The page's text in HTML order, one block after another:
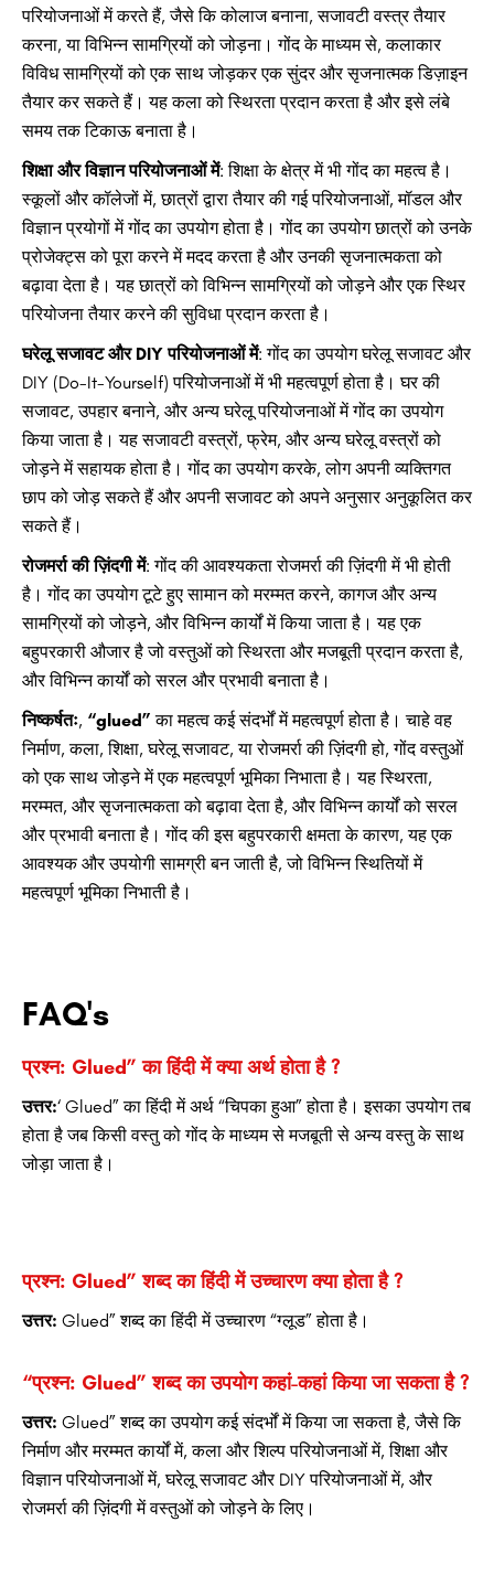
परियोजनाओं में करते हैं, जैसे कि कोलाज बनाना, सजावटी वस्त्र तैयार
करना, या विभिन्न सामग्रियों को जोड़ना। गोंद के माध्यम से, कलाकार
विविध सामग्रियों को एक साथ जोड़कर एक सुंदर और सृजनात्मक डिज़ाइन
तैयार कर सकते हैं। यह कला को स्थिरता प्रदान करता है और इसे लंबे
समय तक टिकाऊ बनाता है।
शिक्षा और विज्ञान परियोजनाओं में: शिक्षा के क्षेत्र में भी गोंद का महत्व है।
स्कूलों और कॉलेजों में, छात्रों द्वारा तैयार की गई परियोजनाओं, मॉडल और
विज्ञान प्रयोगों में गोंद का उपयोग होता है। गोंद का उपयोग छात्रों को उनके
प्रोजेक्ट्स को पूरा करने में मदद करता है और उनकी सृजनात्मकता को
बढ़ावा देता है। यह छात्रों को विभिन्न सामग्रियों को जोड़ने और एक स्थिर
परियोजना तैयार करने की सुविधा प्रदान करता है।
घरेलू सजावट और DIY परियोजनाओं में: गोंद का उपयोग घरेलू सजावट और
DIY (Do-It-Yourself) परियोजनाओं में भी महत्वपूर्ण होता है। घर की
सजावट, उपहार बनाने, और अन्य घरेलू परियोजनाओं में गोंद का उपयोग
किया जाता है। यह सजावटी वस्त्रों, फ्रेम, और अन्य घरेलू वस्त्रों को
जोड़ने में सहायक होता है। गोंद का उपयोग करके, लोग अपनी व्यक्तिगत
छाप को जोड़ सकते हैं और अपनी सजावट को अपने अनुसार अनुकूलित कर
सकते हैं।
रोजमर्रा की ज़िंदगी में: गोंद की आवश्यकता रोजमर्रा की ज़िंदगी में भी होती
है। गोंद का उपयोग टूटे हुए सामान को मरम्मत करने, कागज और अन्य
सामग्रियों को जोड़ने, और विभिन्न कार्यों में किया जाता है। यह एक
बहुपरकारी औजार है जो वस्तुओं को स्थिरता और मजबूती प्रदान करता है,
और विभिन्न कार्यों को सरल और प्रभावी बनाता है।
निष्कर्षतः, “glued” का महत्व कई संदर्भों में महत्वपूर्ण होता है। चाहे वह
निर्माण, कला, शिक्षा, घरेलू सजावट, या रोजमर्रा की ज़िंदगी हो, गोंद वस्तुओं
को एक साथ जोड़ने में एक महत्वपूर्ण भूमिका निभाता है। यह स्थिरता,
मरम्मत, और सृजनात्मकता को बढ़ावा देता है, और विभिन्न कार्यों को सरल
और प्रभावी बनाता है। गोंद की इस बहुपरकारी क्षमता के कारण, यह एक
आवश्यक और उपयोगी सामग्री बन जाती है, जो विभिन्न स्थितियों में
महत्वपूर्ण भूमिका निभाती है।
FAQ's
प्रश्न: Glued” का हिंदी में क्या अर्थ होता है ?
उत्तर:‘ Glued” का हिंदी में अर्थ “चिपका हुआ” होता है। इसका उपयोग तब
होता है जब किसी वस्तु को गोंद के माध्यम से मजबूती से अन्य वस्तु के साथ
जोड़ा जाता है।
प्रश्न: Glued” शब्द का हिंदी में उच्चारण क्या होता है ?
उत्तर: Glued” शब्द का हिंदी में उच्चारण “ग्लूड” होता है।
“प्रश्न: Glued” शब्द का उपयोग कहां-कहां किया जा सकता है ?
उत्तर: Glued” शब्द का उपयोग कई संदर्भों में किया जा सकता है, जैसे कि
निर्माण और मरम्मत कार्यों में, कला और शिल्प परियोजनाओं में, शिक्षा और
विज्ञान परियोजनाओं में, घरेलू सजावट और DIY परियोजनाओं में, और
रोजमर्रा की ज़िंदगी में वस्तुओं को जोड़ने के लिए।